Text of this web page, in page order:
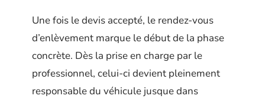
Une fois le devis accepté, le rendez-vous
d’enlèvement marque le début de la phase
concrète. Dès la prise en charge par le
professionnel, celui-ci devient pleinement
responsable du véhicule jusque dans